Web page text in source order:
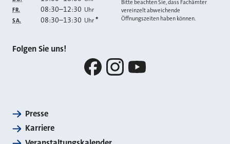
FR. 08:30–12:30 Uhr
SA. 08:30–13:30 Uhr *
Bitte beachten Sie, dass Fachämter
vereinzelt abweichende
Öffnungszeiten haben können.
Folgen Sie uns!
Presse
Karriere